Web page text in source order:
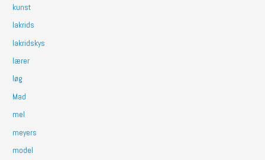
kunst
lakrids
lakridskys
lærer
løg
Mad
mel
meyers
model